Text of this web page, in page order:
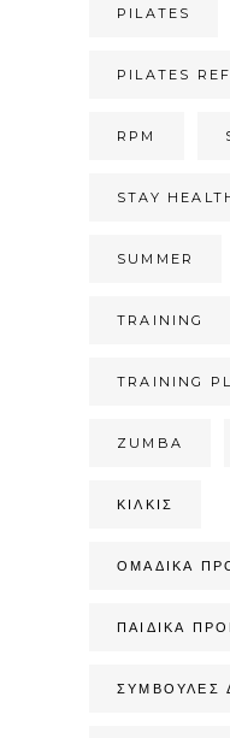
PILATES
PILATES
RPM
STAY
SUMMER
TRAINING
TRAINING
ZUMBA
ΚΙΛΚΊΣ
ΟΜΑΔΙΚΆ
ΠΑΙΔΙΚΆ
ΣΥΜΒΟΥΛΈΣ